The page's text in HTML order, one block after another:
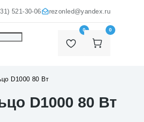
521-30-06 rezonled@yandex.ru
0 0
D1000 80 Вт
D1000 80 Вт